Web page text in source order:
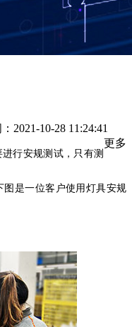
10-28 11:24:41
更多
行安规测试，只有测
是一位客户使用灯具安规